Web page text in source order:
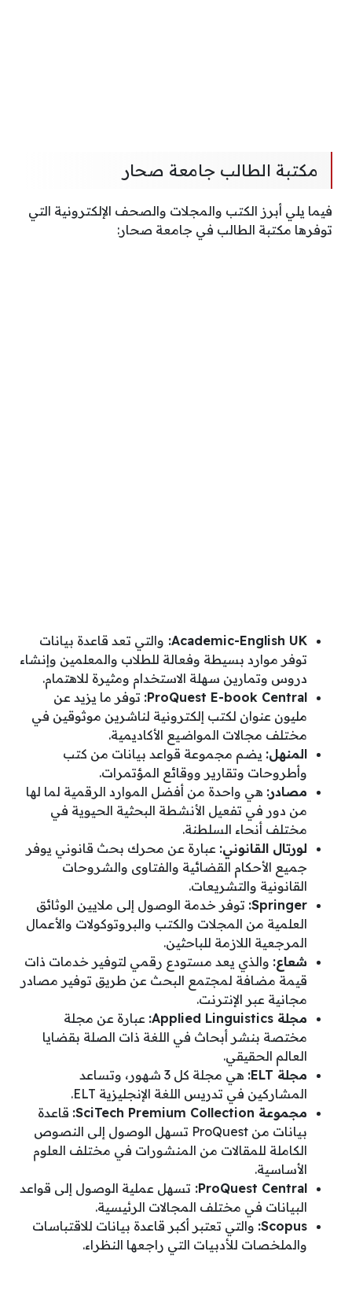
مكتبة الطالب جامعة صحار
فيما يلي أبرز الكتب والمجلات والصحف الإلكترونية التي
توفرها مكتبة الطالب في جامعة صحار:
Academic-English UK
: والتي تعد قاعدة بيانات
توفر موارد بسيطة وفعالة للطلاب والمعلمين وإنشاء
دروس وتمارين سهلة الاستخدام ومثيرة للاهتمام.
ProQuest E-book Central
: توفر ما يزيد عن
مليون عنوان لكتب إلكترونية لناشرين موثوقين في
مختلف مجالات المواضيع الأكاديمية.
المنهل: يضم مجموعة قواعد بيانات من كتب
وأطروحات وتقارير ووقائع المؤتمرات.
مصادر: هي واحدة من أفضل الموارد الرقمية لما لها
من دور في تفعيل الأنشطة البحثية الحيوية في
مختلف أنحاء السلطنة.
لورتال القانوني: عبارة عن محرك بحث قانوني يوفر
جميع الأحكام القضائية والفتاوى والشروحات
القانونية والتشريعات.
Springer
: توفر خدمة الوصول إلى ملايين الوثائق
العلمية من المجلات والكتب والبروتوكولات والأعمال
المرجعية اللازمة للباحثين.
شعاع: والذي يعد مستودع رقمي لتوفير خدمات ذات
قيمة مضافة لمجتمع البحث عن طريق توفير مصادر
مجانية عبر الإنترنت.
مجلة Applied Linguistics
: عبارة عن مجلة
مختصة بنشر أبحاث في اللغة ذات الصلة بقضايا
العالم الحقيقي.
مجلة ELT
:
هي مجلة كل 3 شهور، وتساعد
المشاركين في تدريس اللغة الإنجليزية ELT.
مجموعة SciTech Premium Collection
: قاعدة
بيانات من ProQuest تسهل الوصول إلى النصوص
الكاملة للمقالات من المنشورات في مختلف العلوم
الأساسية.
ProQuest Central
: تسهل عملية الوصول إلى قواعد
البيانات في مختلف المجالات الرئيسية.
Scopus
: والتي تعتبر أكبر قاعدة بيانات للاقتباسات
والملخصات للأدبيات التي راجعها النظراء.